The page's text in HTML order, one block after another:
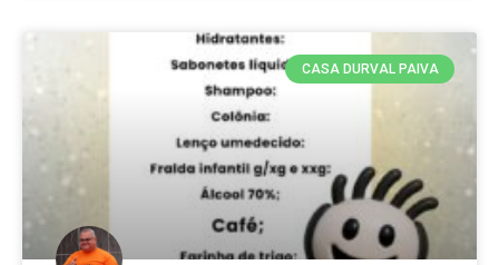
CASA DURVAL PAIVA